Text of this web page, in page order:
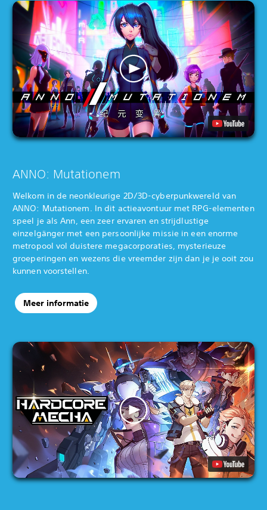
ANNO: Mutationem
Welkom in de neonkleurige 2D/3D-cyberpunkwereld van
ANNO: Mutationem. In dit actieavontuur met RPG-elementen
speel je als Ann, een zeer ervaren en strijdlustige
einzelgänger met een persoonlijke missie in een enorme
metropool vol duistere megacorporaties, mysterieuze
groeperingen en wezens die vreemder zijn dan je je ooit zou
kunnen voorstellen.
Meer informatie